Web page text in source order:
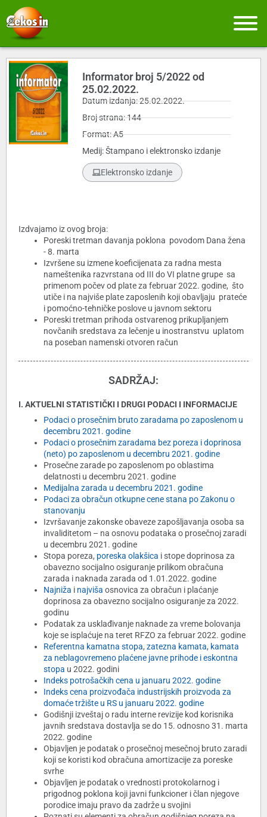
Informator broj 5/2022 od
25.02.2022.
Datum izdanja: 25.02.2022.
Broj strana: 144
Format: A5
Medij: Štampano i elektronsko izdanje
Elektronsko izdanje
Izdvajamo iz ovog broja:
Poreski tretman davanja poklona povodom Dana žena
- 8. marta
Izvršene su izmene koeficijenata za radna mesta
nameštenika razvrstana od III do VI platne grupe sa
primenom počev od plate za februar 2022. godine, što
utiče i na najviše plate zaposlenih koji obavljaju prateće
i pomoćno-tehničke poslove u javnom sektoru
Poreski tretman prihoda ostvarenog prikupljanjem
novčanih sredstava za lečenje u inostranstvu uplatom
na poseban namenski otvoren račun
SADRŽAJ:
I. AKTUELNI STATISTIČKI I DRUGI PODACI I INFORMACIJE
Podaci o prosečnim bruto zaradama po zaposlenom u
decembru 2021. godine
Podaci o prosečnim zaradama bez poreza i doprinosa
(neto) po zaposlenom u decembru 2021. godine
Prosečne zarade po zaposlenom po oblastima
delatnosti u decembru 2021. godine
Medijalna zarada u decembru 2021. godine
Podaci za obračun otkupne cene stana po Zakonu o
stanovanju
Izvršavanje zakonske obaveze zapošljavanja osoba sa
invaliditetom – na osnovu podataka o prosečnoj zaradi
u decembru 2021. godine
Stopa poreza, poreska olakšica i stope doprinosa za
obavezno socijalno osiguranje prilikom obračuna
zarada i naknada zarada od 1.01.2022. godine
Najniža i najviša osnovica za obračun i plaćanje
doprinosa za obavezno socijalno osiguranje za 2022.
godinu
Podatak za usklađivanje naknade za vreme bolovanja
koje se isplaćuje na teret RFZO za februar 2022. godine
Referentna kamatna stopa, zatezna kamata, kamata
za neblagovremeno plaćene javne prihode i eskontna
stopa u 2022. godini
Indeks potrošačkih cena u januaru 2022. godine
Indeks cena proizvođača industrijskih proizvoda za
domaće tržište u RS u januaru 2022. godine
Godišnji izveštaj o radu interne revizije kod korisnika
javnih sredstava dostavlja se do 15. odnosno 31. marta
2022. godine
Objavljen je podatak o prosečnoj mesečnoj bruto zaradi
koji se koristi kod obračuna amortizacije za poreske
svrhe
Objavljen je podatak o vrednosti protokolarnog i
prigodnog poklona koji javni funkcioner i član njegove
porodice imaju pravo da zadrže u svojini